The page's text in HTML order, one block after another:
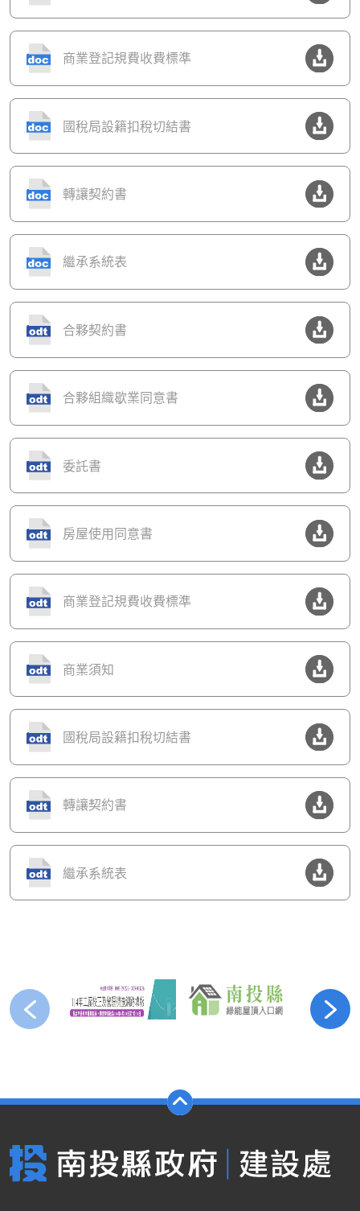
商業登記規費收費標準
國稅局設籍扣稅切結書
轉讓契約書
繼承系統表
合夥契約書
合夥組織歇業同意書
委託書
房屋使用同意書
商業登記規費收費標準
商業須知
國稅局設籍扣稅切結書
轉讓契約書
繼承系統表